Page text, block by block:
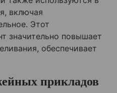
включая
Этот
значительно повышает
обеспечивает
прикладов